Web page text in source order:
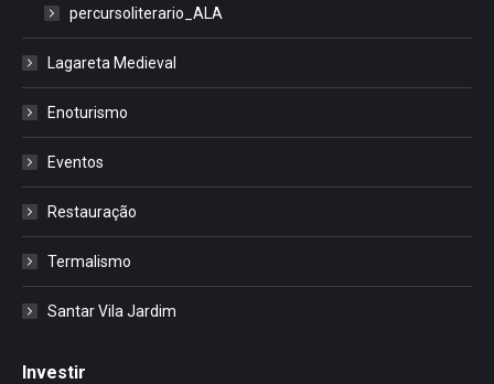
percursoliterario_ALA
Lagareta Medieval
Enoturismo
Eventos
Restauração
Termalismo
Santar Vila Jardim
Investir